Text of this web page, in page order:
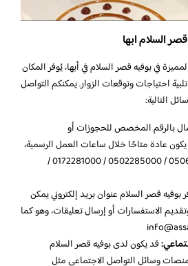
السلام ابها
في بوفيه قصر السلام في أبها، يُوفر المكان
احتياجات وتوقعات الزوار. يمكنكم التواصل
التالية:
بالرقم المخصص للحجوزات أو
عادة متاحًا خلال ساعات العمل الرسمية،
وهو الرقم: 0506740350 / 0502285000 / 0172281000 /
بوفيه قصر السلام عنوان بريد إلكتروني يمكن
الاستفسارات أو إرسال تعليقات، وهو كما
قد يكون لدى بوفيه قصر السلام
وسائل التواصل الاجتماعي مثل